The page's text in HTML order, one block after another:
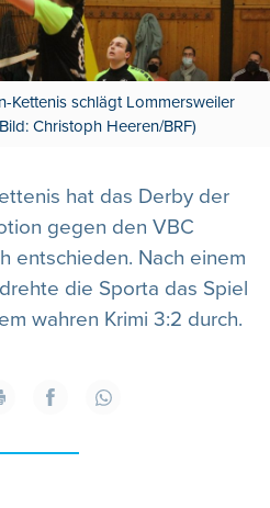
Kettenis schlägt Lommersweiler
Christoph Heeren/BRF)
hat das Derby der
gegen den VBC
entschieden. Nach einem
die Sporta das Spiel
wahren Krimi 3:2 durch.